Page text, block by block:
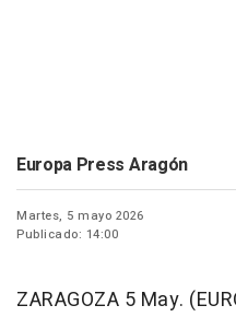
Europa Press Aragón
Martes, 5 mayo 2026
Publicado: 14:00
ZARAGOZA 5 May.